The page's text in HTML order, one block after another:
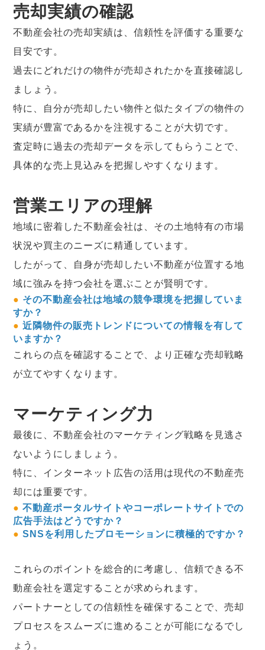
売却実績の確認
不動産会社の売却実績は、信頼性を評価する重要な
目安です。
過去にどれだけの物件が売却されたかを直接確認し
ましょう。
特に、自分が売却したい物件と似たタイプの物件の
実績が豊富であるかを注視することが大切です。
査定時に過去の売却データを示してもらうことで、
具体的な売上見込みを把握しやすくなります。
営業エリアの理解
地域に密着した不動産会社は、その土地特有の市場
状況や買主のニーズに精通しています。
したがって、自身が売却したい不動産が位置する地
域に強みを持つ会社を選ぶことが賢明です。
● その不動産会社は地域の競争環境を把握していま
すか？
● 近隣物件の販売トレンドについての情報を有して
いますか？
これらの点を確認することで、より正確な売却戦略
が立てやすくなります。
マーケティング力
最後に、不動産会社のマーケティング戦略を見逃さ
ないようにしましょう。
特に、インターネット広告の活用は現代の不動産売
却には重要です。
● 不動産ポータルサイトやコーポレートサイトでの
広告手法はどうですか？
● SNSを利用したプロモーションに積極的ですか？
これらのポイントを総合的に考慮し、信頼できる不
動産会社を選定することが求められます。
パートナーとしての信頼性を確保することで、売却
プロセスをスムーズに進めることが可能になるでし
ょう。